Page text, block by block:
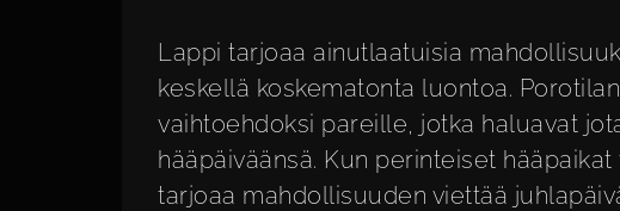
Lappi tarjoaa ainutlaatuisia
keskellä koskematonta luontoa.
vaihtoehdoksi pareille, jotka haluavat
hääpäiväänsä. Kun perinteiset
tarjoaa mahdollisuuden viettää